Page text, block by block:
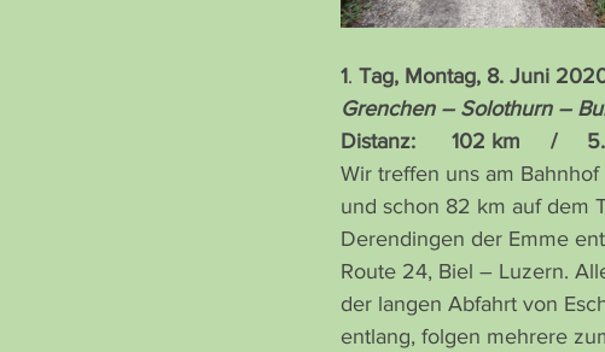
1. Tag, Montag, 8. Juni
Grenchen – Solothurn –
Distanz:      102 km     /
Wir treffen uns am
und schon 82 km auf dem
Derendingen der Emme
Route 24, Biel – Luzern.
der langen Abfahrt von
entlang, folgen mehrere